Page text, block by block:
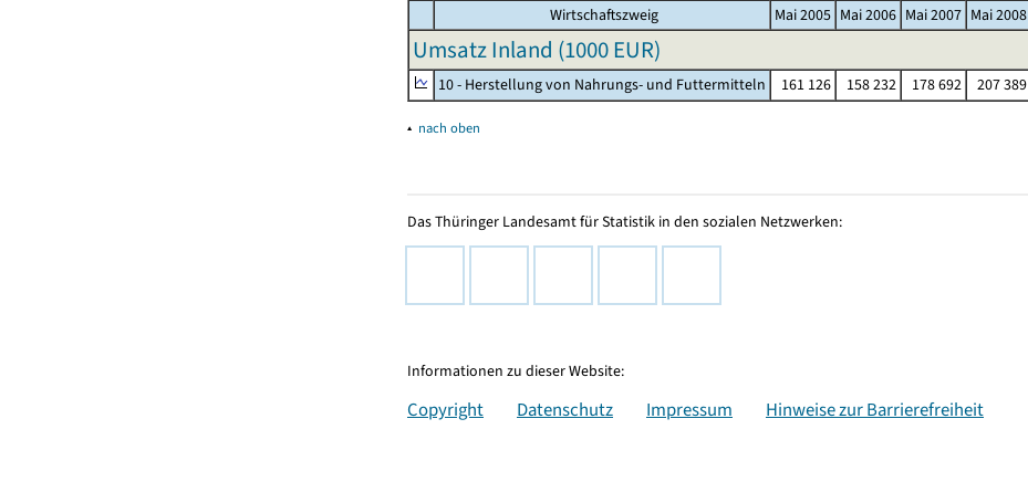
Wirtschaftszweig Mai 2005 Mai 2006 Mai 2007 Mai 2008
Umsatz Inland (1000 EUR)
10 - Herstellung von Nahrungs- und Futtermitteln 161 126 158 232 178 692 207 389
▴ nach oben
Das Thüringer Landesamt für Statistik in den sozialen Netzwerken:
Informationen zu dieser Website:
Copyright Datenschutz Impressum Hinweise zur Barrierefreiheit